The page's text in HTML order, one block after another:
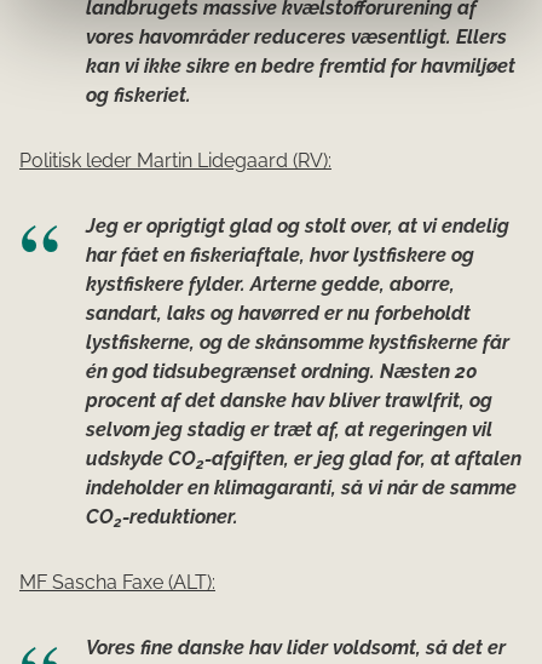
landbrugets massive kvælstofforurening af
vores havområder reduceres væsentligt. Ellers
kan vi ikke sikre en bedre fremtid for havmiljøet
og fiskeriet.
Politisk leder Martin Lidegaard (RV):
Jeg er oprigtigt glad og stolt over, at vi endelig
har fået en fiskeriaftale, hvor lystfiskere og
kystfiskere fylder. Arterne gedde, aborre,
sandart, laks og havørred er nu forbeholdt
lystfiskerne, og de skånsomme kystfiskerne får
én god tidsubegrænset ordning. Næsten 20
procent af det danske hav bliver trawlfrit, og
selvom jeg stadig er træt af, at regeringen vil
udskyde CO2-afgiften, er jeg glad for, at aftalen
indeholder en klimagaranti, så vi når de samme
CO2-reduktioner.
MF Sascha Faxe (ALT):
Vores fine danske hav lider voldsomt, så det er